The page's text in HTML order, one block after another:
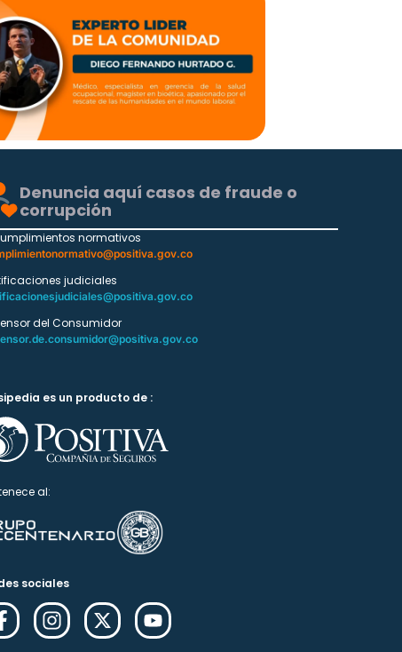
Denuncia aquí casos de fraude o
corrupción
normativos
judiciales
del Consumidor
es un producto de :
al:
sociales